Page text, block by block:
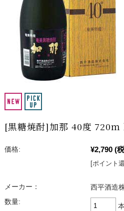
[黒糖焼酎]加那 40度 720ｍ
価格: ¥2,790 (
[ポイント
メーカー：
西平酒造
数量:
本